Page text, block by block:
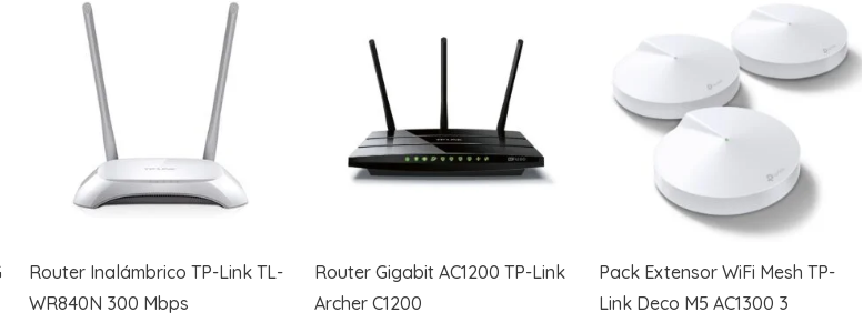
Router Inalámbrico TP-Link TL-
WR840N 300 Mbps
Router Gigabit AC1200 TP-Link
Archer C1200
Pack Extensor WiFi Mesh TP-
Link Deco M5 AC1300 3